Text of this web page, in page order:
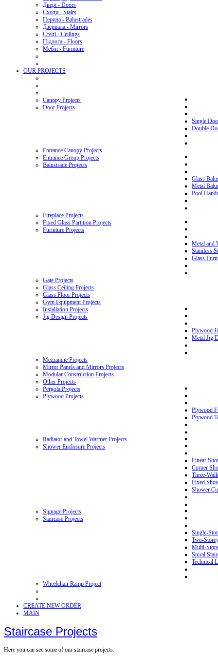
Двері - Doors
Сходи - Stairs
Перила - Balustrades
Дзеркала - Mirrors
Стелі - Ceilings
Підлога - Floors
Меблі - Furniture
OUR PROJECTS
Canopy Projects
Door Projects
Single
Double
Entrance Canopy Projects
Entrance Group Projects
Balustrade Projects
Glass
Metal
Pool
Fireplace Projects
Fixed Glass Partition Projects
Furniture Projects
Metal and
Stainless
Glass
Gate Projects
Glass Ceiling Projects
Glass Floor Projects
Gym Equipment Projects
Installation Projects
Jig Design Projects
Plywood
Metal Jig
Mezzanine Projects
Mirror Panels and Mirrors Projects
Modular Construction Projects
Other Projects
Pergola Projects
Plywood Projects
Plywood
Plywood
Radiator and Towel Warmer Projects
Shower Enclosure Projects
Linear
Corner
Three-
Fixed
Shower
Signage Projects
Staircase Projects
Single-
Two-
Multi-
Spiral
Technical
Wheelchair Ramp Project
CREATE NEW ORDER
MAIN
Staircase Projects
Here you can see some of our staircase projects.